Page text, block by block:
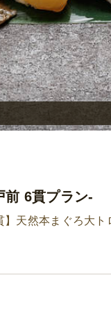
前 6貫プラン‐
】天然本まぐろ大